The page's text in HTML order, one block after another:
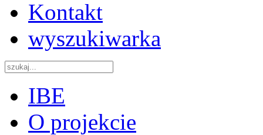
Kontakt
wyszukiwarka
IBE
O projekcie